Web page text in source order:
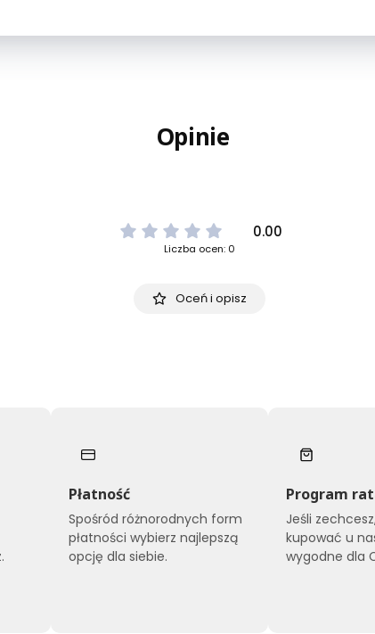
Opinie
0.00
Liczba ocen: 0
Oceń i opisz
Płatność
Spośród różnorodnych form
płatności wybierz najlepszą
opcję dla siebie.
Program
Jeśli
kupować u
wygodne dla